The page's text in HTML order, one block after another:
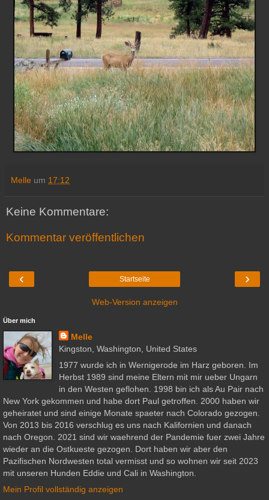
Melle um 17:12
Keine Kommentare:
Kommentar veröffentlichen
‹ ›
Startseite
Web-Version anzeigen
Über mich
Melle
Kingston, Washington, United States
1977 wurde ich in Wernigerode im Harz geboren. Im
Herbst 1989 sind meine Eltern mit mir ueber Ungarn
in den Westen geflohen. 1998 bin ich als Au Pair nach
New York gekommen und habe dort Paul getroffen. 2000 haben wir
geheiratet und sind einige Monate spaeter nach Colorado gezogen.
Von 2013 bis 2016 verschlug es uns nach Kalifornien und danach
nach Oregon. 2021 sind wir waehrend der Pandemie fuer zwei Jahre
wieder an die Ostkueste gezogen. Dort haben wir aber den
Pazifischen Nordwesten total vermisst und so wohnen wir seit 2023
mit unseren Hunden Eddie und Cali in Washington.
Mein Profil vollständig anzeigen